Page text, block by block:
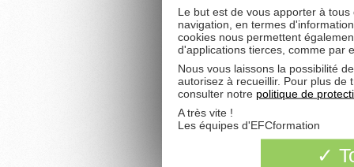
Le but est de vous apporter à
navigation, en termes
cookies nous permettent
d'applications tierces, comme par
Nous vous laissons la possibilité
autorisez à recueillir. Pour plus de
consulter notre politique de
A très vite !
Les équipes d'EFCformation